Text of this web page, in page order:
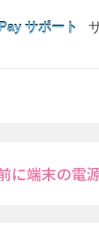
に端末の電